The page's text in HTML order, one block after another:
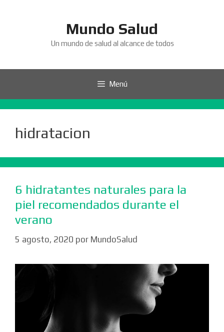
Mundo Salud
Un mundo de salud al alcance de todos
Menú
hidratacion
6 hidratantes naturales para la
piel recomendados durante el
verano
5 agosto, 2020 por MundoSalud